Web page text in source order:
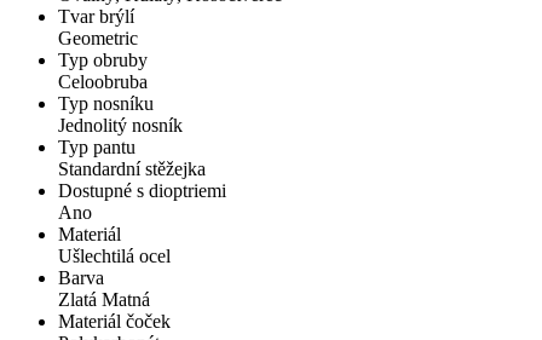
Tvar brýlí
Geometric
Typ obruby
Celoobruba
Typ nosníku
Jednolitý nosník
Typ pantu
Standardní stěžejka
Dostupné s dioptriemi
Ano
Materiál
Ušlechtilá ocel
Barva
Zlatá Matná
Materiál čoček